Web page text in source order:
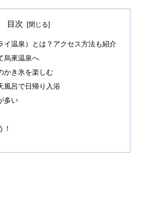
目次
イ温泉）とは？アクセス方法も紹介
烏來温泉へ
かき氷を楽しむ
風呂で日帰り入浴
多い
！